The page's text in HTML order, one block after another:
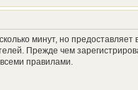
минут, но
Прежде чем
правилами.